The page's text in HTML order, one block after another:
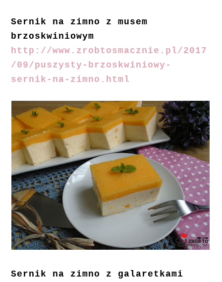
Sernik na zimno z musem
brzoskwiniowym
http://www.zrobtosmacznie.pl/2017
/09/puszysty-brzoskwiniowy-
sernik-na-zimno.html
Sernik na zimno z galaretkami